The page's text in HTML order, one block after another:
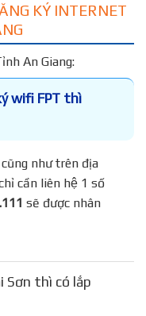
KÝ INTERNET
An Giang:
wifi FPT thì
như trên địa
cần liên hệ 1 số
sẽ được nhân
Sơn thì có lắp